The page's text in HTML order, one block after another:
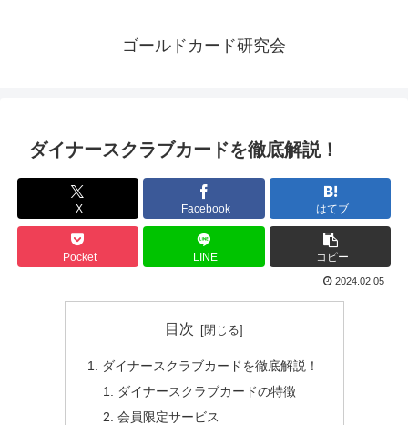
ゴールドカード研究会
ダイナースクラブカードを徹底解説！
X Facebook はてブ
Pocket LINE コピー
2024.02.05
目次
ダイナースクラブカードを徹底解説！
ダイナースクラブカードの特徴
会員限定サービス